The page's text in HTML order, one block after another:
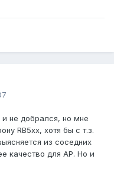
и не добрался, но мне
RB5хх, хотя бы с т.з.
из соседних
качество для АР. Но и